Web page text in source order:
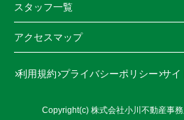
スタッフ一覧
アクセスマップ
利用規約 プライバシーポリシー サイ
Copyright(c) 株式会社小川不動産事